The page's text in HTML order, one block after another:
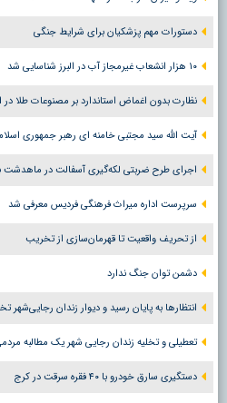
دستورات مهم پزشکیان برای شرایط جنگی
۱۰ هزار انشعاب غیرمجاز آب در البرز شناسایی شد
نظارت بدون اغماض استاندارد بر مصنوعات طلا در
آیت الله سید مجتبی خامنه ای رهبر جمهوری
اجرای طرح ضربتی لکه‌گیری آسفالت در ماهدشت
سرپرست اداره میراث فرهنگی فردیس معرفی شد
از تحریف واقعیت تا قهرمان‌سازی از تخریب
دشمن توان جنگ ندارد
انتظارها به پایان رسید و دیوار زندان رجایی‌شهر
تعطیلی و تخلیه زندان رجایی شهر یک مطالبه
دستگیری سارق خودرو با ۴۰ فقره سرقت در کرج